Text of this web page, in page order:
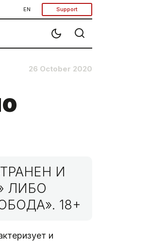
EN Support
26 October 2020
И
ЛИБО
18+
и